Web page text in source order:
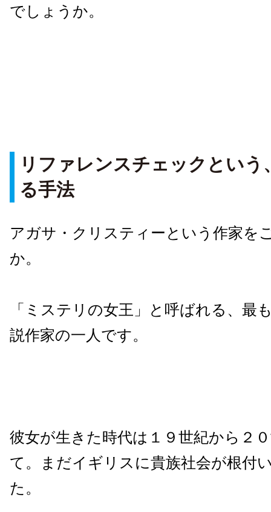
でしょうか。
リファレンスチェックという
る手法
アガサ・クリスティーという作家を
か。
「ミステリの女王」と呼ばれる、最
説作家の一人です。
彼女が生きた時代は１９世紀から２
て。まだイギリスに貴族社会が根付
た。